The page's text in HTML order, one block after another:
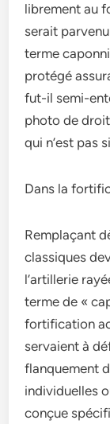
librement au
serait
terme
protégé
fut-il semi-
photo de
qui n’est pas
Dans la
Remplaçant
classiques
l’artillerie
terme de «
fortification
servaient à
flanquement
individuelles
conçue